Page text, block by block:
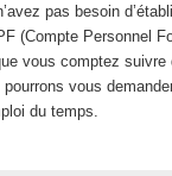
pas besoin
(Compte Personnel
vous comptez suivre
vous
du temps.